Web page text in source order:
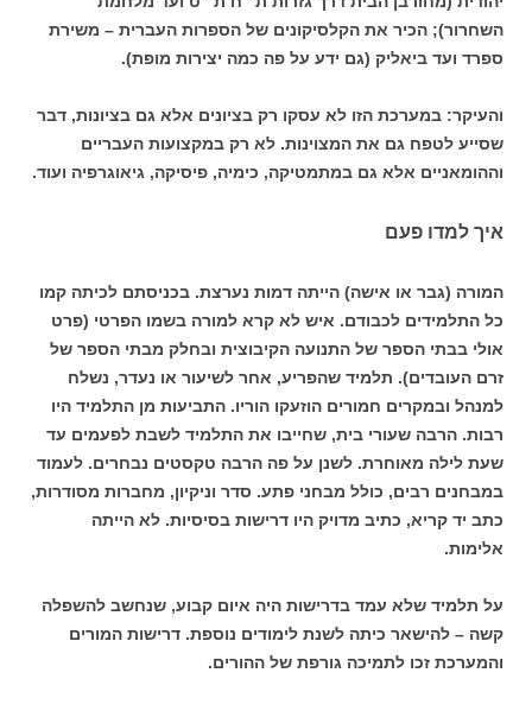
השחרור); הכיר את הקלסיקונים של הספרות העברית – משירת
ספרד ועד ביאליק (גם ידע על פה כמה יצירות מופת).
והעיקר: במערכת הזו לא עסקו רק בציונים אלא גם בציונות, דבר
שסייע לטפח גם את המצוינות. לא רק במקצועות העבריים
וההומאניים אלא גם במתמטיקה, כימיה, פיסיקה, גיאוגרפיה ועוד.
איך למדו פעם
המורה (גבר או אישה) הייתה דמות נערצת. בכניסתם לכיתה קמו
כל התלמידים לכבודם. איש לא קרא למורה בשמו הפרטי (פרט
אולי בבתי הספר של התנועה הקיבוצית ובחלק מבתי הספר של
זרם העובדים). תלמיד שהפריע, אחר לשיעור או נעדר, נשלח
למנהל ובמקרים חמורים הוזעקו הוריו. התביעות מן התלמיד היו
רבות. הרבה שעורי בית, שחייבו את התלמיד לשבת לפעמים עד
שעת לילה מאוחרת. לשנן על פה הרבה טקסטים נבחרים. לעמוד
במבחנים רבים, כולל מבחני פתע. סדר וניקיון, מחברות מסודרות,
כתב יד קריא, כתיב מדויק היו דרישות בסיסיות. לא הייתה
אלימות.
על תלמיד שלא עמד בדרישות היה איום קבוע, שנחשב להשפלה
קשה – להישאר כיתה לשנת לימודים נוספת. דרישות המורים
והמערכת זכו לתמיכה גורפת של ההורים.